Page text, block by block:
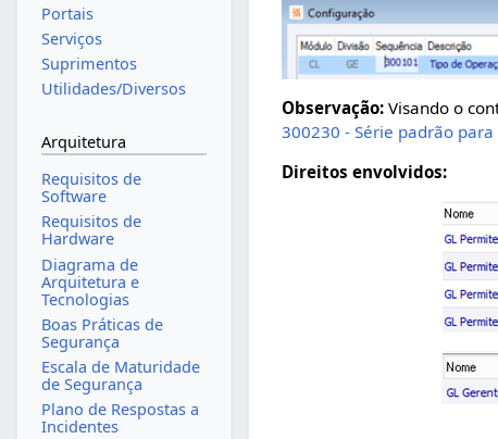
Observação: Visando o
300230 - Série padrão
Direitos envolvidos:
Portais
Serviços
Suprimentos
Utilidades/Diversos
Arquitetura
Requisitos de
Software
Requisitos de
Hardware
Diagrama de
Arquitetura e
Tecnologias
Boas Práticas de
Segurança
Escala de Maturidade
de Segurança
Plano de Respostas a
Incidentes